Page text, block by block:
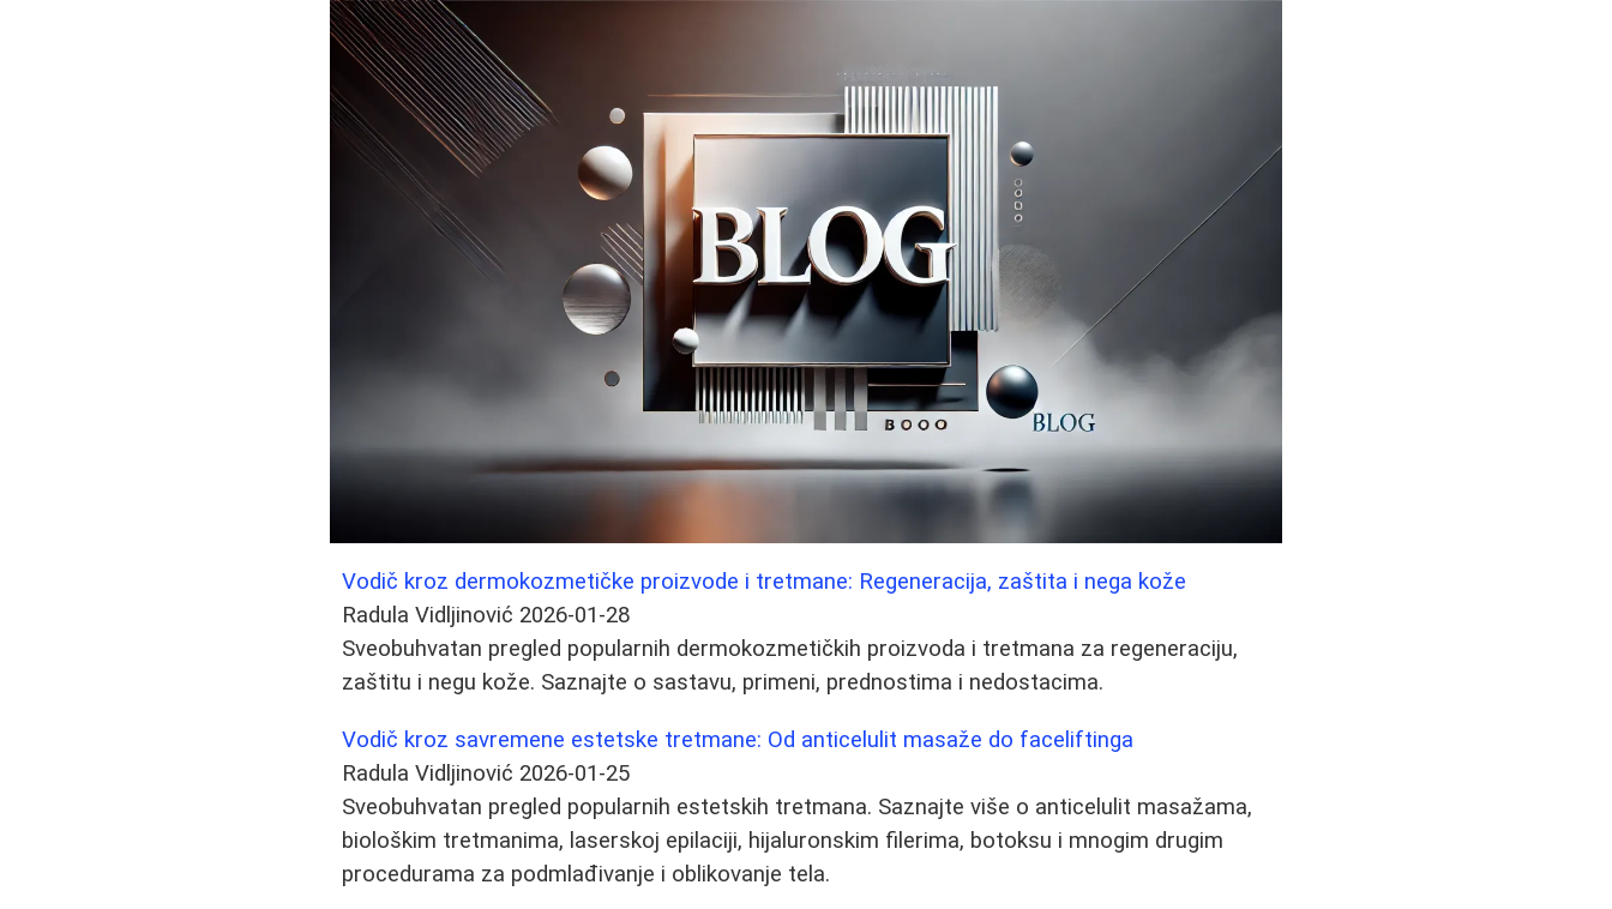
Vodič kroz dermokozmetičke proizvode i tretmane: Regeneracija, zaštita i nega kože
Radula Vidljinović 2026-01-28
Sveobuhvatan pregled popularnih dermokozmetičkih proizvoda i tretmana za regeneraciju,
zaštitu i negu kože. Saznajte o sastavu, primeni, prednostima i nedostacima.
Vodič kroz savremene estetske tretmane: Od anticelulit masaže do faceliftinga
Radula Vidljinović 2026-01-25
Sveobuhvatan pregled popularnih estetskih tretmana. Saznajte više o anticelulit masažama,
biološkim tretmanima, laserskoj epilaciji, hijaluronskim filerima, botoksu i mnogim drugim
procedurama za podmlađivanje i oblikovanje tela.